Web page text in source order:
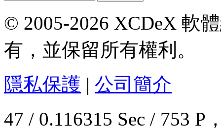
© 2005-2026 XCDeX 軟
有，並保留所有權利。
隱私保護 | 公司簡介
47 / 0.116315 Sec / 753